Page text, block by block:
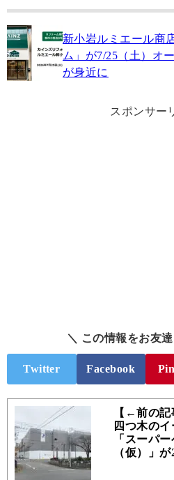
新小岩ルミエール商
ム」が7/25（土）オ
が身近に
スポンサー
＼ この情報をお友
Twitter Facebook
【←前の記
四つ木の
「スーパ
（仮）」